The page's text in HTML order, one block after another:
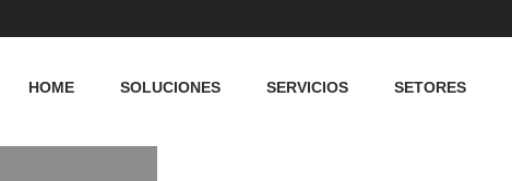
HOME SOLUCIONES SERVICIOS SETORES